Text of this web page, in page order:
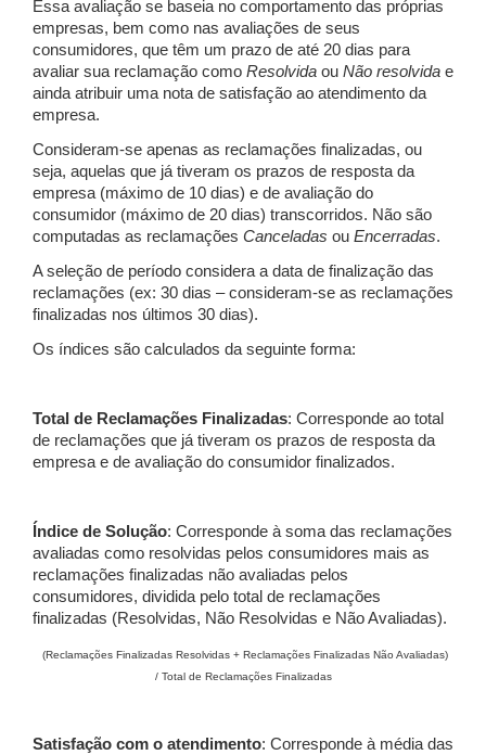
Essa avaliação se baseia no comportamento das próprias
empresas, bem como nas avaliações de seus
consumidores, que têm um prazo de até 20 dias para
avaliar sua reclamação como Resolvida ou Não resolvida e
ainda atribuir uma nota de satisfação ao atendimento da
empresa.
Consideram-se apenas as reclamações finalizadas, ou
seja, aquelas que já tiveram os prazos de resposta da
empresa (máximo de 10 dias) e de avaliação do
consumidor (máximo de 20 dias) transcorridos. Não são
computadas as reclamações Canceladas ou Encerradas.
A seleção de período considera a data de finalização das
reclamações (ex: 30 dias – consideram-se as reclamações
finalizadas nos últimos 30 dias).
Os índices são calculados da seguinte forma:
Total de Reclamações Finalizadas: Corresponde ao total
de reclamações que já tiveram os prazos de resposta da
empresa e de avaliação do consumidor finalizados.
Índice de Solução: Corresponde à soma das reclamações
avaliadas como resolvidas pelos consumidores mais as
reclamações finalizadas não avaliadas pelos
consumidores, dividida pelo total de reclamações
finalizadas (Resolvidas, Não Resolvidas e Não Avaliadas).
(Reclamações Finalizadas Resolvidas + Reclamações Finalizadas Não Avaliadas)
/ Total de Reclamações Finalizadas
Satisfação com o atendimento: Corresponde à média das